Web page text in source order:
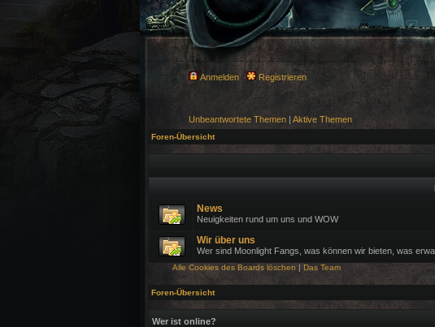
Anmelden Registrieren
Unbeantwortete Themen | Aktive Themen
Foren-Übersicht
News
Neuigkeiten rund um uns und WOW
Wir über uns
Wer sind Moonlight Fangs, was können wir bieten, was
Alle Cookies des Boards löschen | Das Team
Foren-Übersicht
Wer ist online?